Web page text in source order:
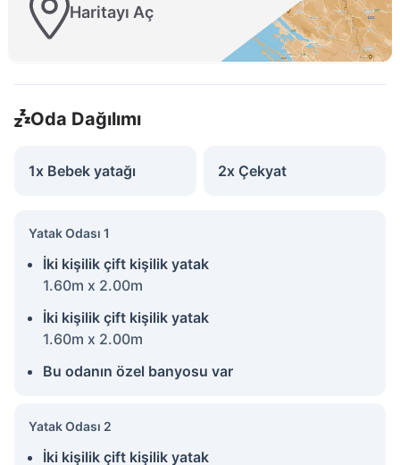
Haritayı Aç
Oda Dağılımı
1x Bebek yatağı 2x Çekyat
Yatak Odası 1
İki kişilik çift kişilik yatak
1.60m x 2.00m
İki kişilik çift kişilik yatak
1.60m x 2.00m
Bu odanın özel banyosu var
Yatak Odası 2
İki kişilik çift kişilik yatak